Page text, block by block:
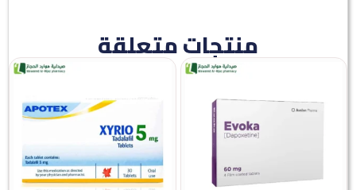
منتجات متعلقة